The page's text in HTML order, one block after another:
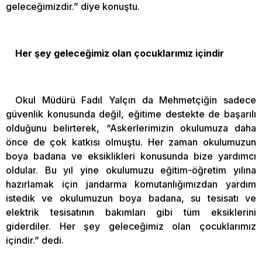
geleceğimizdir.” diye konuştu.
Her şey geleceğimiz olan çocuklarımız içindir
Okul Müdürü Fadıl Yalçın da Mehmetçiğin sadece
güvenlik konusunda değil, eğitime destekte de başarılı
olduğunu belirterek, “Askerlerimizin okulumuza daha
önce de çok katkısı olmuştu. Her zaman okulumuzun
boya badana ve eksiklikleri konusunda bize yardımcı
oldular. Bu yıl yine okulumuzu eğitim-öğretim yılına
hazırlamak için jandarma komutanlığımızdan yardım
istedik ve okulumuzun boya badana, su tesisatı ve
elektrik tesisatının bakımları gibi tüm eksiklerini
giderdiler. Her şey geleceğimiz olan çocuklarımız
içindir.” dedi.